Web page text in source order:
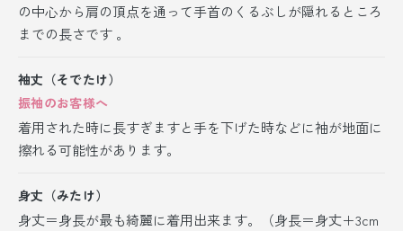
の中心から肩の頂点を通って手首のくるぶしが隠れるところ
までの長さです 。
袖丈（そでたけ）
振袖のお客様へ
着用された時に長すぎますと手を下げた時などに袖が地面に
擦れる可能性があります。
身丈（みたけ）
身丈＝身長が最も綺麗に着用出来ます。（身長＝身丈＋3cm